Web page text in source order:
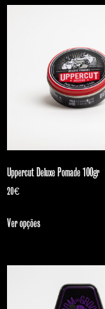
Uppercut Deluxe Pomade 100gr
20€
Ver opções